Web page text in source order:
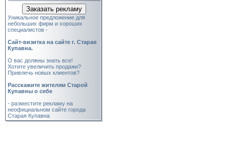
Заказать рекламу
Уникальное предложение для
небольших фирм и хороших
специалистов -
Cайт-визитка на сайте г. Старая
Купавна.
О вас должны знать все!
Хотите увеличить продажи?
Привлечь новых клиентов?
Расскажите жителям Старой
Купавны о себе
- разместите рекламу на
неофициальном сайте города
Старая Купавна